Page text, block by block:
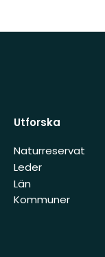
Utforska
Naturreservat
Leder
Län
Kommuner